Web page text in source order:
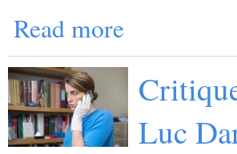
Read more
Luc